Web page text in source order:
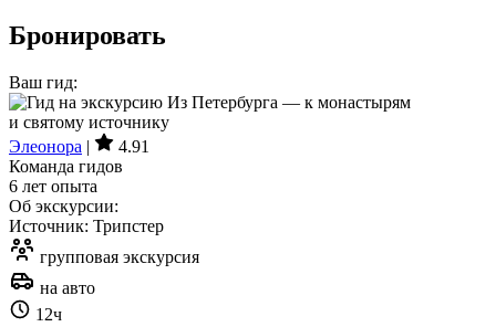
Бронировать
Ваш гид:
Элеонора |
4.91
Команда гидов
6 лет опыта
Об экскурсии:
Источник: Трипстер
групповая экскурсия
на авто
12ч